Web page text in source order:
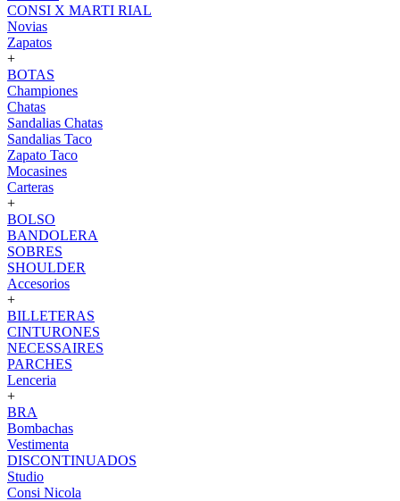
CONSI X MARTI RIAL
Novias
Zapatos
+
BOTAS
Championes
Chatas
Sandalias Chatas
Sandalias Taco
Zapato Taco
Mocasines
Carteras
+
BOLSO
BANDOLERA
SOBRES
SHOULDER
Accesorios
+
BILLETERAS
CINTURONES
NECESSAIRES
PARCHES
Lenceria
+
BRA
Bombachas
Vestimenta
DISCONTINUADOS
Studio
Consi Nicola